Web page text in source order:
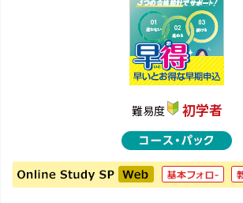
難易度 初学者